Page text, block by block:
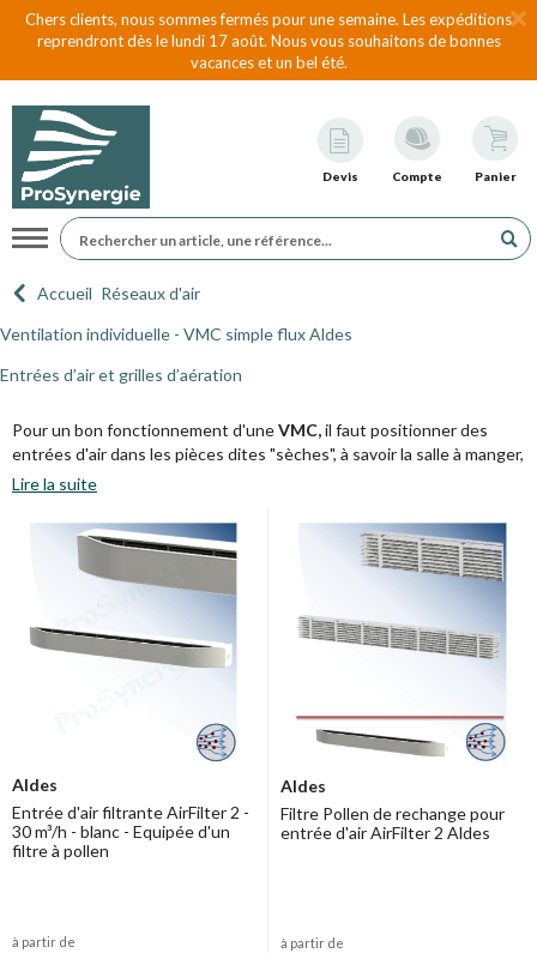
Chers clients, nous sommes fermés pour une semaine. Les expéditions
reprendront dès le lundi 17 août. Nous vous souhaitons de bonnes
vacances et un bel été.
Devis Compte Panier
Navigation
Accueil Réseaux d'air
Ventilation individuelle - VMC simple flux Aldes
Entrées d’air et grilles d’aération
Pour un bon fonctionnement d'uneVMC,il faut positionner des
entrées d'air dans les pièces dites "sèches", à savoir la salle à manger,
le salon, les chambres...
les entrées d'air, assainira ainsi l'ensemble de votre maison.
Lire la suite
Aldes
Entrée d'air filtrante AirFilter 2 -
30 m³/h - blanc - Equipée d'un
filtre à pollen
à partir de
Aldes
Filtre Pollen de rechange pour
entrée d'air AirFilter 2 Aldes
à partir de